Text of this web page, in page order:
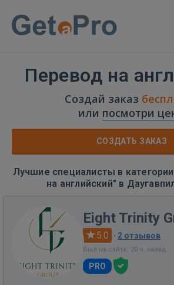
Перевод на
Создай заказ
или посмотри
СОЗДАТЬ ЗАКАЗ
Лучшие специалисты в
на английский" в
Eight Trinity
5.0 · 2 отзывов
Был на сайте: 20 ч. назад
PRO